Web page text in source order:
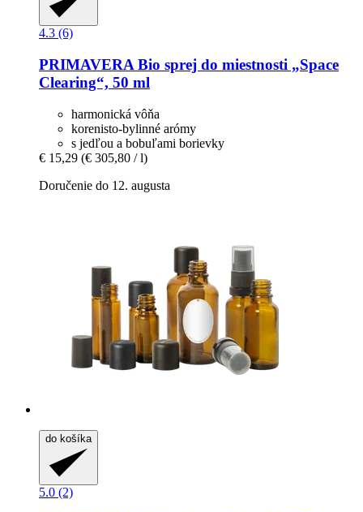
4.3 (6)
PRIMAVERA Bio sprej do miestnosti „Space
Clearing“, 50 ml
harmonická vôňa
korenisto-bylinné arómy
s jedľou a bobuľami borievky
€ 15,29 (€ 305,80 / l)
Doručenie do 12. augusta
do košíka
5.0 (2)